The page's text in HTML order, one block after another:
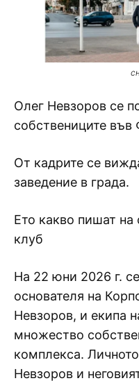
Олег Невзоров се
собствениците във
От кадрите се
заведение в града.
Ето какво пишат на
клуб
На 22 юни 2026 г.
основателя на
Невзоров, и екипа
множество
комплекса.
Невзоров и